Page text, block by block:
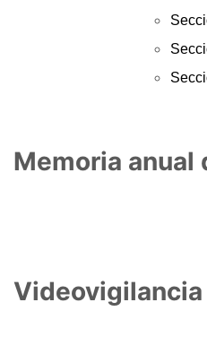
Memoria anual
Videovigilancia